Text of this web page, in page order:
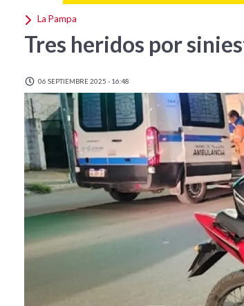
La Pampa
Tres heridos por
06 SEPTIEMBRE 2025 - 16:48